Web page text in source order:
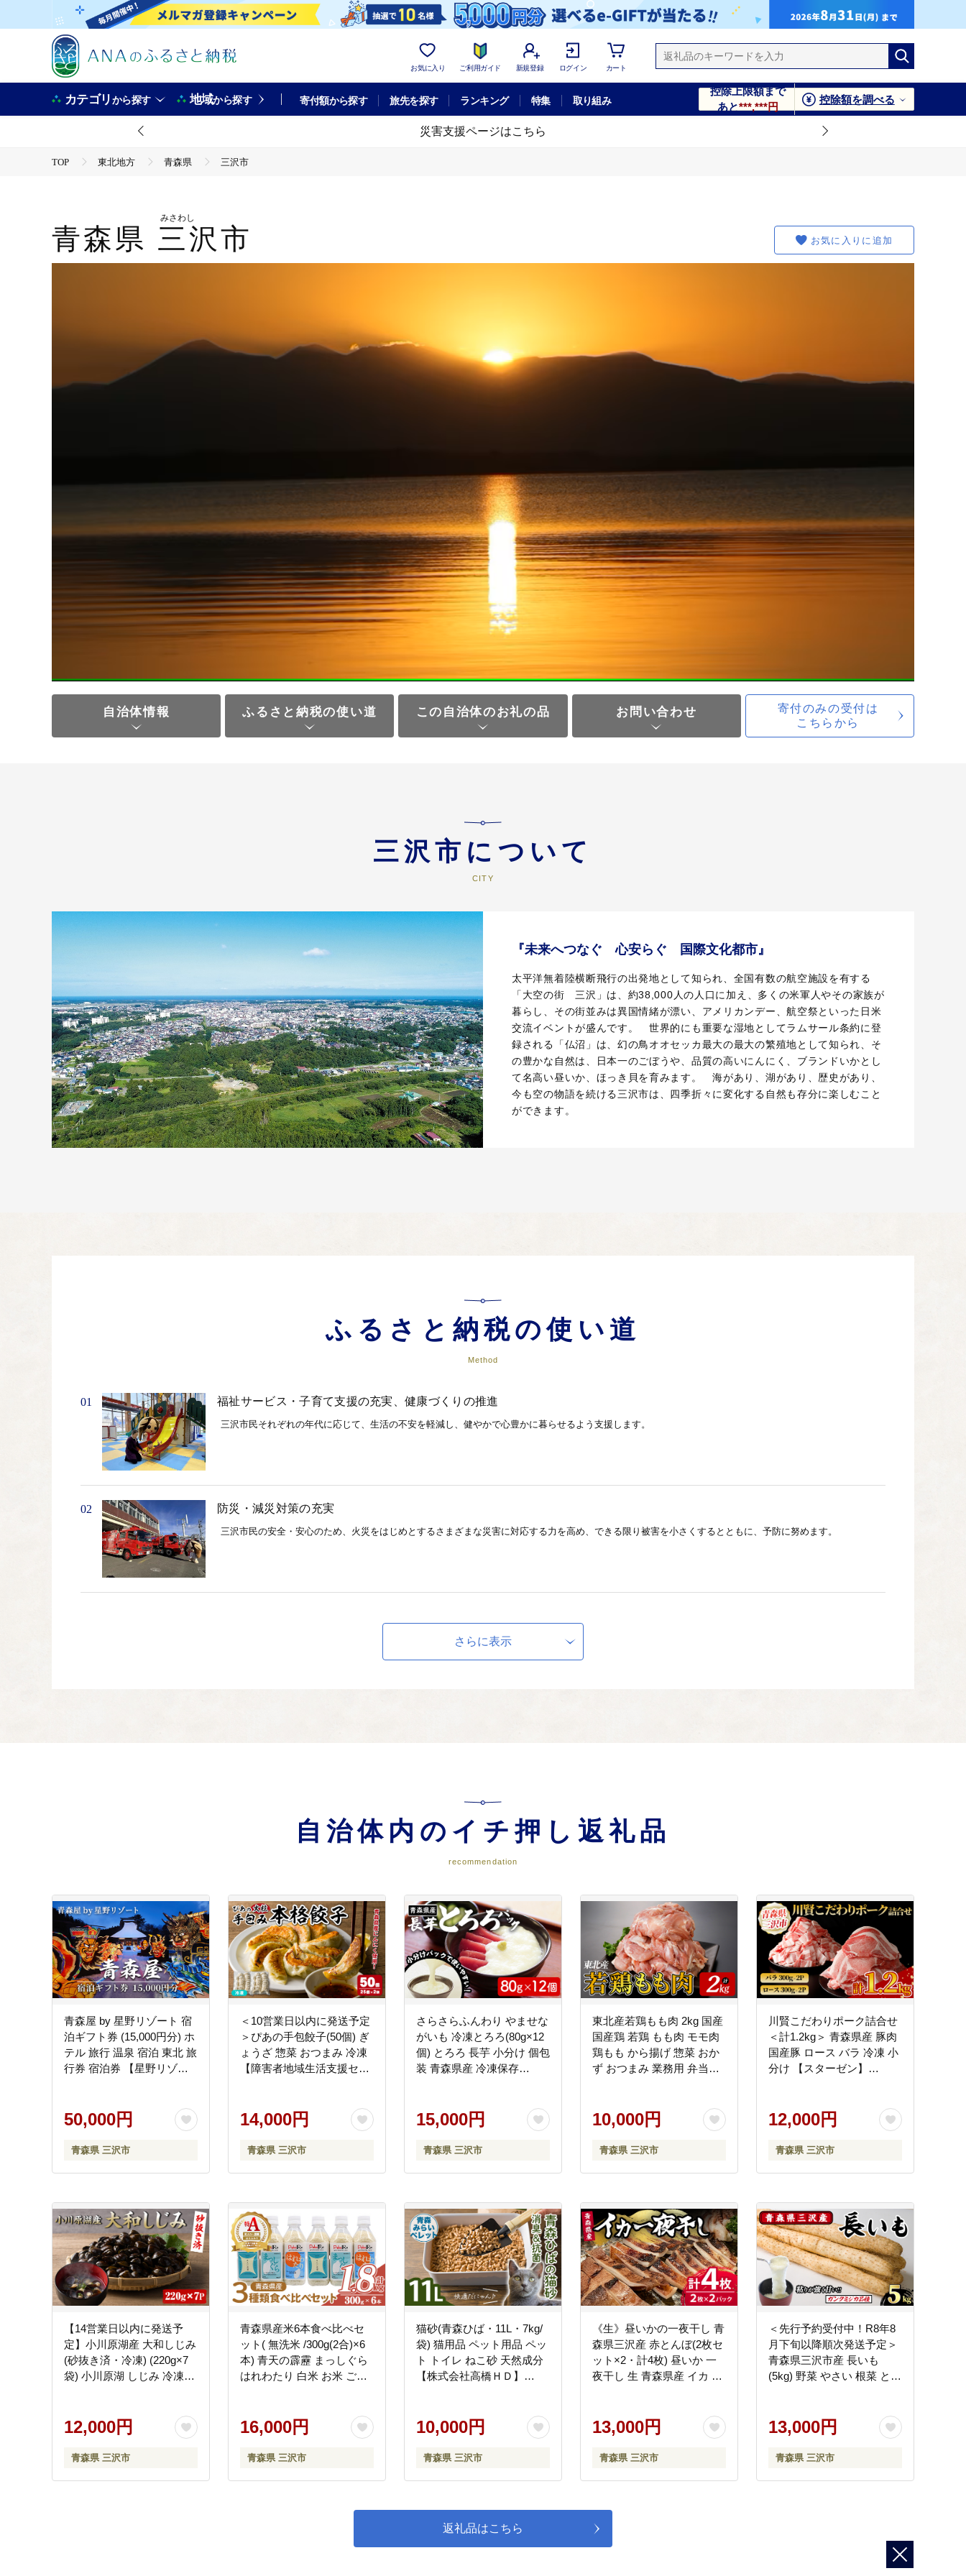
お気に入り ご利用ガイド 新規登録 ログイン カート
カテゴリから探す 地域から探す 寄付額から探す 旅先を探す ランキング 特集 取り組み
控除上限額まで
あと***,***円
控除額を調べる
災害支援ページはこちら
TOP 東北地方 青森県 三沢市
青森県 三沢市
みさわし
お気に入りに追加
自治体情報 ふるさと納税の使い道 この自治体のお礼の品 お問い合わせ
寄付のみの受付は
こちらから
三沢市について
『未来へつなぐ 心安らぐ 国際文化都市』
太平洋無着陸横断飛行の出発地として知られ、全国有数の航空施設を有する
「大空の街 三沢」は、約38,000人の人口に加え、多くの米軍人やその家族が
暮らし、その街並みは異国情緒が漂い、アメリカンデー、航空祭といった日米
交流イベントが盛んです。 世界的にも重要な湿地としてラムサール条約に登
録される「仏沼」は、幻の鳥オオセッカ最大の最大の繁殖地として知られ、そ
の豊かな自然は、日本一のごぼうや、品質の高いにんにく、ブランドいかとし
て名高い昼いか、ほっき貝を育みます。 海があり、湖があり、歴史があり、
今も空の物語を続ける三沢市は、四季折々に変化する自然も存分に楽しむこと
ができます。
ふるさと納税の使い道
Method
01 福祉サービス・子育て支援の充実、健康づくりの推進
三沢市民それぞれの年代に応じて、生活の不安を軽減し、健やかで心豊かに暮らせるよう支援します。
02 防災・減災対策の充実
三沢市民の安全・安心のため、火災をはじめとするさまざまな災害に対応する力を高め、できる限り被害を小さくするとともに、予防に努めます。
三沢市民や近隣住民が安心して医療を受けられる体制を整え、高度で先進的な医療や利用者の心に寄り添った看護などの良質な医療サービスを提供します。
教育・文化・スポーツの振興、グローバル人材の育成、航空科学館内外の展示物の整備
06 雇用創出、起業支援、農水畜産業の振興、商工観光振興、寺山修司芸術の発信
市内で生み出される商品やサービスの付加価値の向上を支援します。また、三沢で働く方々が、働きやすい環境づくりに取り組みます。
07 その他
三沢市が掲げる基本理念である「未来へつなぐ 心安らぐ 国際文化都市」の実現に向けて取り組む、各種施策、事業を展開します。
さらに表示
自治体内のイチ押し返礼品
recommendation
青森屋 by 星野リゾート 宿
泊ギフト券 (15,000円分) ホ
テル 旅行 温泉 宿泊 東北 旅
行券 宿泊券 【星野リゾー
50,000円
青森県 三沢市
＜10営業日以内に発送予定
＞ぴあの手包餃子(50個) ぎ
ょうざ 惣菜 おつまみ 冷凍
【障害者地域生活支援セン
14,000円
青森県 三沢市
さらさらふんわり やませな
がいも 冷凍とろろ(80g×12
個) とろろ 長芋 小分け 個包
装 青森県産 冷凍保存
15,000円
青森県 三沢市
東北産若鶏もも肉 2kg 国産
国産鶏 若鶏 もも肉 モモ肉
鶏もも から揚げ 惣菜 おか
ず おつまみ 業務用 弁当
10,000円
青森県 三沢市
川賢こだわりポーク詰合せ
＜計1.2kg＞ 青森県産 豚肉
国産豚 ロース バラ 冷凍 小
分け 【スターゼン】
12,000円
青森県 三沢市
【14営業日以内に発送予
定】小川原湖産 大和しじみ
(砂抜き済・冷凍) (220g×7
袋) 小川原湖 しじみ 冷凍し
存 冷凍食品 貝類 【湖屋】
【ms07-01】
12,000円
青森県 三沢市
青森県産米6本食べ比べセ
ット( 無洗米 /300g(2合)×6
本) 青天の霹靂 まっしぐら
はれわたり 白米 お米 ごは
16,000円
青森県 三沢市
猫砂(青森ひば・11L・7kg/
袋) 猫用品 ペット用品 ペッ
ト トイレ ねこ砂 天然成分
【株式会社高橋ＨＤ】
10,000円
青森県 三沢市
《生》昼いかの一夜干し 青
森県三沢産 赤とんぼ(2枚セ
ット×2・計4枚) 昼いか 一
夜干し 生 青森県産 イカ 国
【ms17-01】
13,000円
青森県 三沢市
＜先行予約受付中！R8年8
月下旬以降順次発送予定＞
青森県三沢市産 長いも
(5kg) 野菜 やさい 根菜 とろ
02】
13,000円
青森県 三沢市
返礼品はこちら